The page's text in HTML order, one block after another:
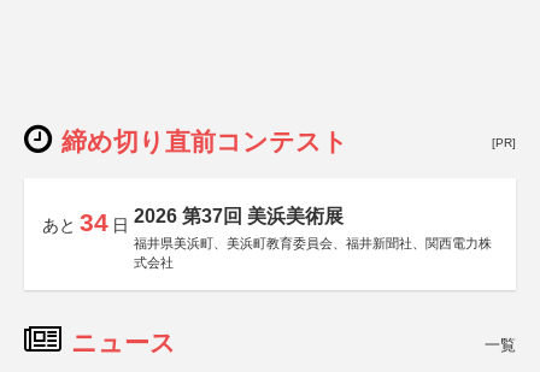
締め切り直前コンテスト [PR]
あと 34 日 2026 第37回 美浜美術展
福井県美浜町、美浜町教育委員会、福井新聞社、関西電力株
式会社
ニュース 一覧